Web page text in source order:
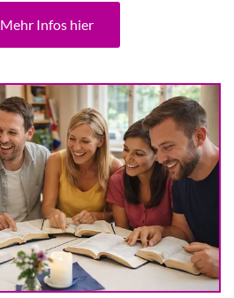
Mehr Infos hier